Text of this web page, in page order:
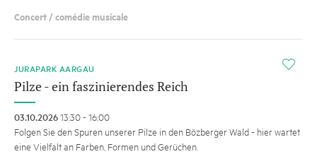
Concert / comédie musicale
i
JURAPARK AARGAU
Pilze - ein faszinierendes Reich
03.10.202613:30 - 16:00
Folgen Sie den Spuren unserer Pilze in den Bözberger Wald - hier wartet
eine Vielfalt an Farben, Formen und Gerüchen.